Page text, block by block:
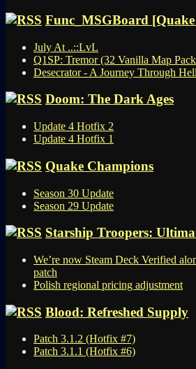
Func_MSGBoard
July At ..::LvL
Q1SP: Tremor (32 Vanilla Map
Desecrator - A Journey Through
Doom: The Dark Ages
Update 4 Hotfix 2
Update 4 Hotfix 1
Quake Champions
Season 30 Update
Season 29 Update
Starship Troopers:
We’re now Steam Deck Verified
patch
Polish regional pricing adjustment
Blood: Refreshed Supply
Patch 3.1.2 (Hotfix #7)
Patch 3.1.1 (Hotfix #6)